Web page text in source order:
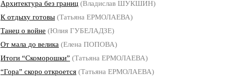
Архитектура без границ (Владислав ШУКШИН)
К отдыху готовы (Татьяна ЕРМОЛАЕВА)
Танец о войне (Юлия ГУБЕЛАДЗЕ)
От мала до велика (Елена ПОПОВА)
Итоги “Скоморошки” (Татьяна ЕРМОЛАЕВА)
“Гора” скоро откроется (Татьяна ЕРМОЛАЕВА)